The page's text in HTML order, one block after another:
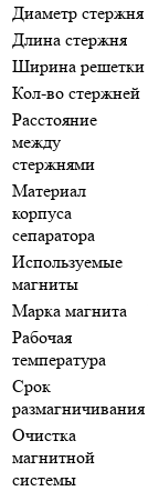
Диаметр стержня
Длина стержня
Ширина решетки
Кол-во стержней
Расстояние
между
стержнями
Материал
корпуса
сепаратора
Используемые
магниты
Марка магнита
Рабочая
температура
Срок
размагничивания
Очистка
магнитной
системы